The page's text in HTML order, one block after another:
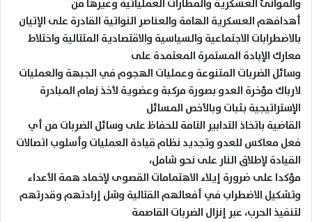
والموانئ العسكرية والمطارات العملياتية وغيرها من
أهدافهم العسكرية الهامة والعناصر النواتية القادرة على الإتيان
بالاضطرابات الاجتماعية والسياسية والاقتصادية المتتالية واختلاط
معارك الإبادة المستمرة المعتمدة على
وسائل الضربات المتنوعة وعمليات الهجوم في الجبهة والعمليات
لارباك مؤخرة العدو بصورة مركبة وعضوية لأخذ زمام المبادرة
الإستراتيجية بثبات وبالأخص المسائل
القاضية باتخاذ التدابير التامة للحفاظ على وسائل الضربات من أي
فعل معاكس للعدو وتجديد نظام قيادة العمليات وأسلوب اتصالات
القيادة لإطلاق النار على نحو شامل،
مؤكدا على ضرورة إيلاء الاهتمامات القصوى لإخماد همة الأعداء
وتشكيل الاضطراب في أفعالهم القتالية وشل إرادتهم وقدرتهم
لتنفيذ الحرب، عبر إنزال الضربات القاصمة